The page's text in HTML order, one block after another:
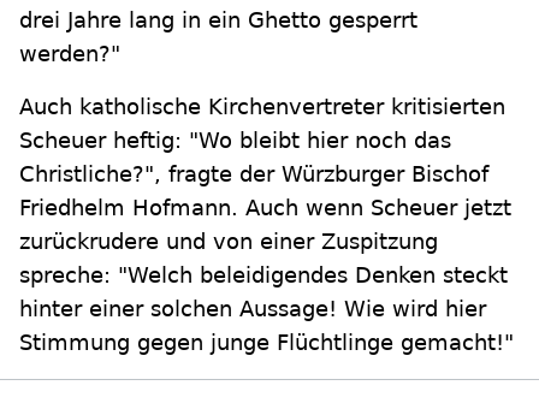
drei Jahre lang in ein Ghetto gesperrt
werden?"
Auch katholische Kirchenvertreter kritisierten
Scheuer heftig: "Wo bleibt hier noch das
Christliche?", fragte der Würzburger Bischof
Friedhelm Hofmann. Auch wenn Scheuer jetzt
zurückrudere und von einer Zuspitzung
spreche: "Welch beleidigendes Denken steckt
hinter einer solchen Aussage! Wie wird hier
Stimmung gegen junge Flüchtlinge gemacht!"